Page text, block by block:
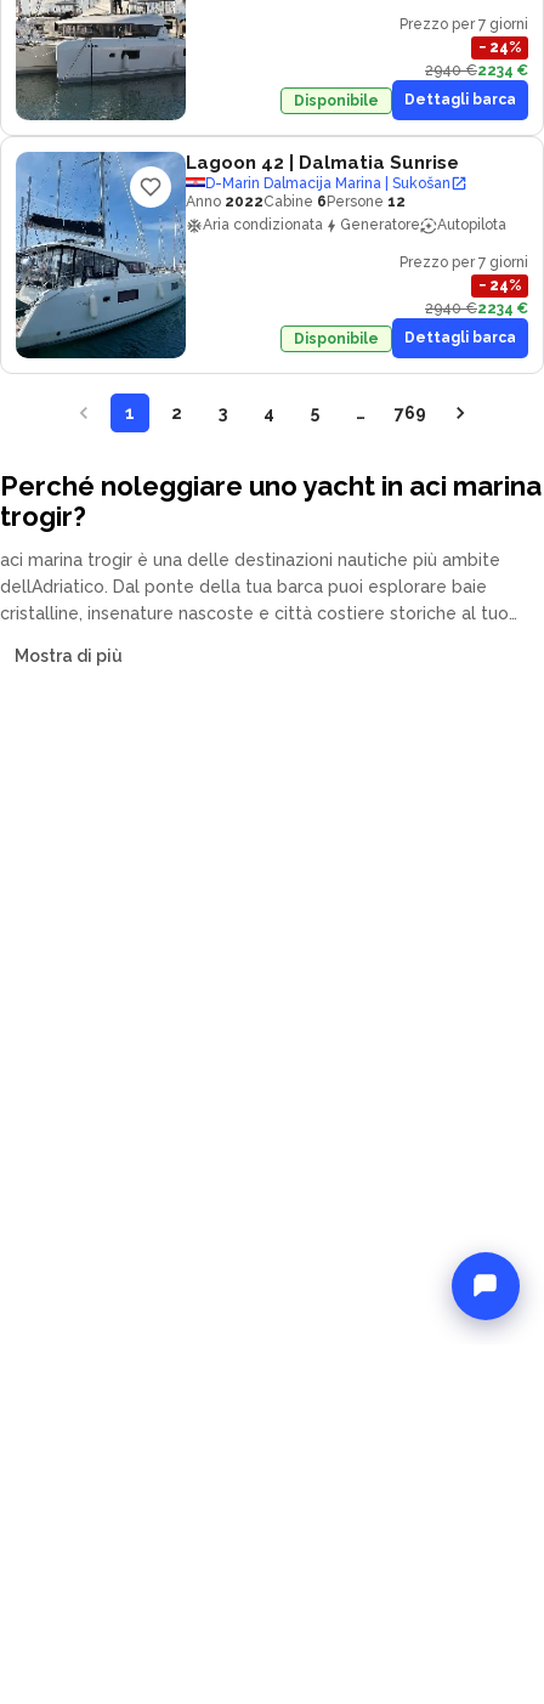
Prezzo per 7 giorni
− 24%
2940 €2234 €
Disponibile
Dettagli barca
Lagoon 42 | Dalmatia Sunrise
D-Marin Dalmacija Marina | Sukošan
Anno 2022Cabine 6 Persone 12
Aria condizionata
Generatore Autopilota
Prezzo per 7 giorni
− 24%
2940 €2234 €
Disponibile
Dettagli barca
1 2 3 4 5 … 769
Perché noleggiare uno yacht in aci marina
trogir?
aci marina trogir è una delle destinazioni nautiche più ambite
dellAdriatico. Dal ponte della tua barca puoi esplorare baie
cristalline, insenature nascoste e città costiere storiche al tuo
motore e caicchi.
Mostra di più